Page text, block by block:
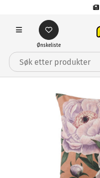
Ønskeliste